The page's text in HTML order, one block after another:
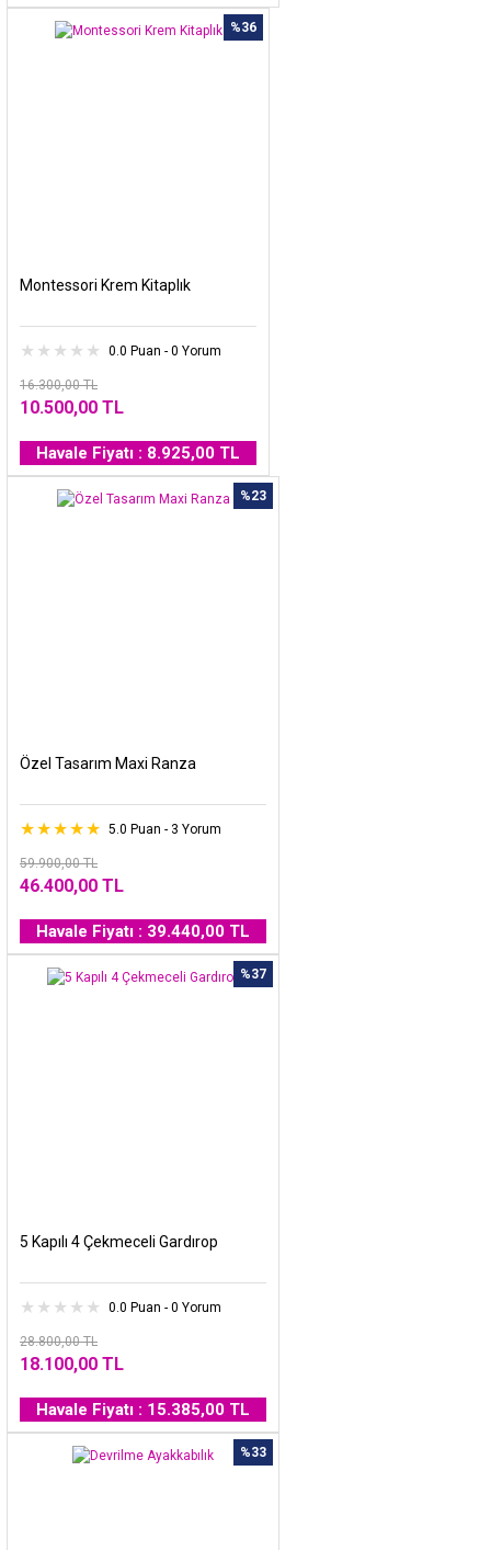
%36
Montessori Krem Kitaplık
0.0 Puan - 0 Yorum
16.300,00 TL
10.500,00 TL
Havale Fiyatı : 8.925,00 TL
%23
Özel Tasarım Maxi Ranza
5.0 Puan - 3 Yorum
59.900,00 TL
46.400,00 TL
Havale Fiyatı : 39.440,00 TL
%37
5 Kapılı 4 Çekmeceli Gardırop
0.0 Puan - 0 Yorum
28.800,00 TL
18.100,00 TL
Havale Fiyatı : 15.385,00 TL
%33